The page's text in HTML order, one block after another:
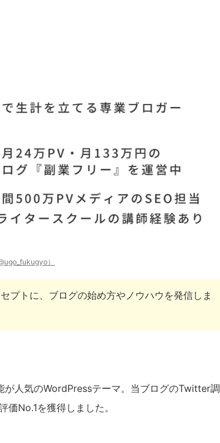
）
プトに、ブログの始め方やノウハウを発信しま
人気のWordPressテーマ。当ブログのTwitter調
No.1を獲得しました。